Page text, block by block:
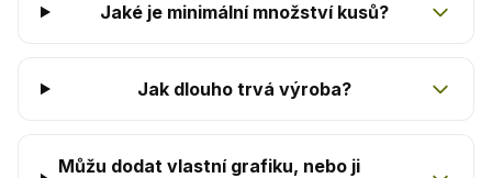
Jaké je minimální množství kusů?
Jak dlouho trvá výroba?
Můžu dodat vlastní grafiku, nebo ji